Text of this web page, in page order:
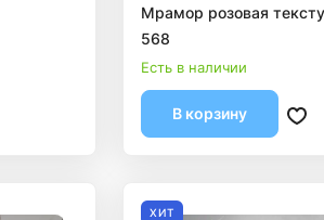
Мрамор розовая
568
Есть в наличии
В корзину
ХИТ